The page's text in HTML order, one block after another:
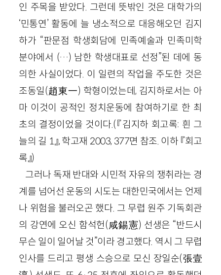
인 주목을 받았다. 그런데 뜻밖인 것은 대학가의
‘민통연’ 활동에 늘 냉소적으로 대응해오던 김지
하가 “판문점 학생회담에 민족예술과 민족미학
분야에서 (…) 남한 학생대표로 선정”된 데에 동
의한 사실이었다. 이 일련의 작업을 주도한 것은
조동일(趙東一) 학형이었는데, 김지하로서는 아
마 이것이 공적인 정치운동에 참여하기로 한 최
초의 결정이었을 것이다.(『김지하 회고록: 흰 그
늘의 길 1』, 학고재 2003, 377면 참조. 이하 『회고
록』)
그러나 독재 반대와 시민적 자유의 쟁취라는 경
계를 넘어선 운동의 시도는 대한민국에서는 언제
나 위험을 불러오곤 했다. 그 무렵 원주 기독회관
의 강연에 오신 함석헌(咸錫憲) 선생은 “반드시
무슨 일이 일어날 것”이라 경고했다. 역시 그 무렵
인사를 드리고 평생 스승으로 모신 장일순(張壹